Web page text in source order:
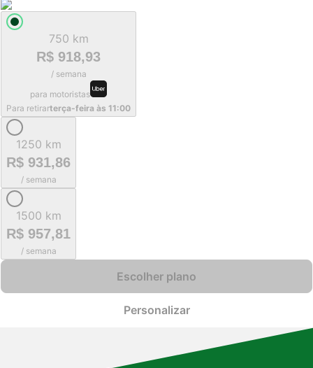
750 km
R$ 918,93
/ semana
para motoristas
Para retirarterça-feira às 11:00
1250 km
R$ 931,86
/ semana
1500 km
R$ 957,81
/ semana
Escolher plano
Personalizar